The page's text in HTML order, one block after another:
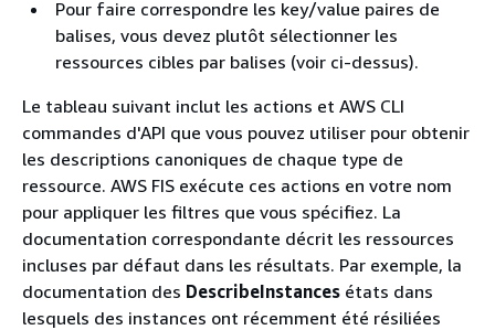
Pour faire correspondre les key/value paires de
balises, vous devez plutôt sélectionner les
ressources cibles par balises (voir ci-dessus).
Le tableau suivant inclut les actions et AWS CLI
commandes d'API que vous pouvez utiliser pour obtenir
les descriptions canoniques de chaque type de
ressource. AWS FIS exécute ces actions en votre nom
pour appliquer les filtres que vous spécifiez. La
documentation correspondante décrit les ressources
incluses par défaut dans les résultats. Par exemple, la
documentation des DescribeInstances états dans
lesquels des instances ont récemment été résiliées